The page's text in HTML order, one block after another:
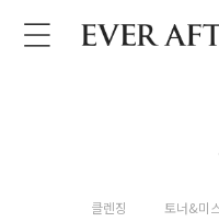
클렌징 토너&미